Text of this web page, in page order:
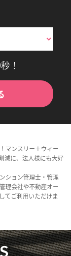
！
マンスリー＋ウィー
減に、法人様にも大好
ション管理士・管理
理会社や不動産オー
てご利用いただけま